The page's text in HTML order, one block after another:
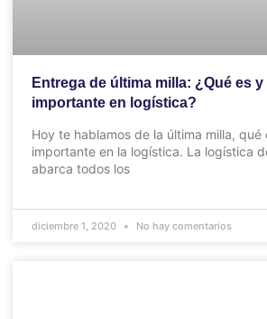
Entrega de última milla: ¿Qué es
importante en logística?
Hoy te hablamos de la última milla,
importante en la logística. La logística
abarca todos los
diciembre 1, 2020 No hay comentarios